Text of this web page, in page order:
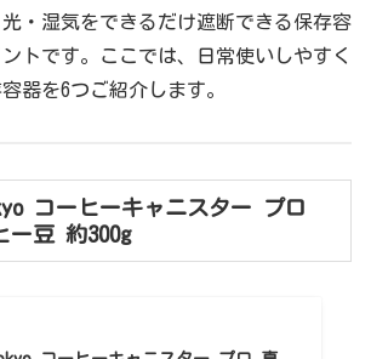
・湿気をできるだけ遮断できる保存容
トです。ここでは、日常使いしやすく
器を6つご紹介します。
コーヒーキャニスター プロ
ー豆 約300g